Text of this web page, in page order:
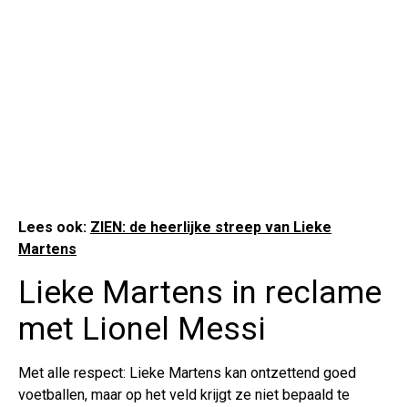
Lees ook: ZIEN: de heerlijke streep van Lieke
Martens
Lieke Martens in reclame
met Lionel Messi
Met alle respect: Lieke Martens kan ontzettend goed
voetballen, maar op het veld krijgt ze niet bepaald te